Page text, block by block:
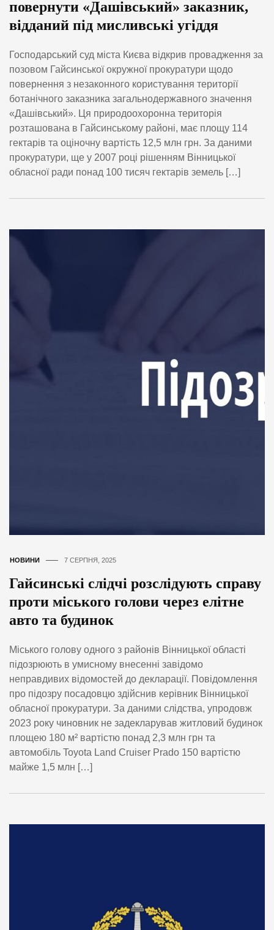
повернути «Дашівський» заказник,
відданий під мисливські угіддя
Господарський суд міста Києва відкрив провадження за
позовом Гайсинської окружної прокуратури щодо
повернення з незаконного користування території
ботанічного заказника загальнодержавного значення
«Дашівський». Ця природоохоронна територія
розташована в Гайсинському районі, має площу 114
гектарів та оціночну вартість 12,5 млн грн. За даними
прокуратури, ще у 2007 році рішенням Вінницької
обласної ради понад 100 тисяч гектарів земель […]
НОВИНИ 7 СЕРПНЯ, 2025
Гайсинські слідчі розслідують справу
проти міського голови через елітне
авто та будинок
Міського голову одного з районів Вінницької області
підозрюють в умисному внесенні завідомо
неправдивих відомостей до декларації. Повідомлення
про підозру посадовцю здійснив керівник Вінницької
обласної прокуратури. За даними слідства, упродовж
2023 року чиновник не задекларував житловий будинок
площею 180 м² вартістю понад 2,3 млн грн та
автомобіль Toyota Land Cruiser Prado 150 вартістю
майже 1,5 млн […]